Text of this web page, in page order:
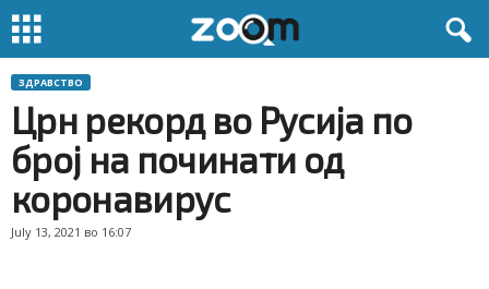
ЗДРАВСТВО
Црн рекорд во Русија по
број на починати од
коронавирус
July 13, 2021 во 16:07